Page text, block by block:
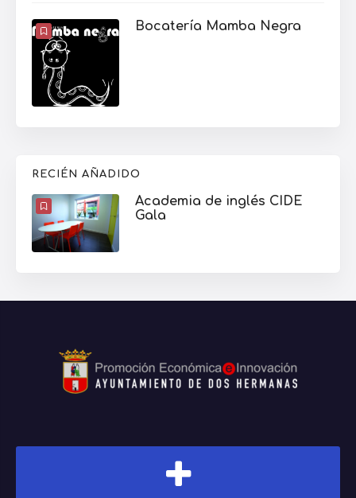
Bocatería Mamba Negra
RECIÉN AÑADIDO
Academia de inglés CIDE
Gala